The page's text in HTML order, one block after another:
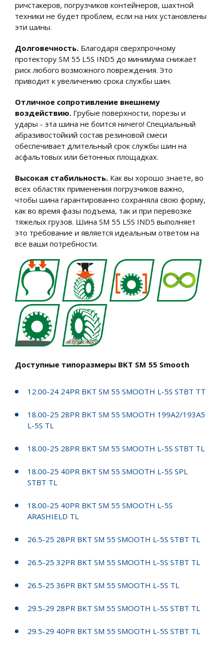
ричстакеров, погрузчиков контейнеров, шахтной
техники не будет проблем, если на них установлены
эти шины.
Долговечность. Благодаря сверхпрочному
протектору SM 55 L5S IND5 до минимума снижает
риск любого возможного повреждения. Это
приводит к увеличению срока службы шин.
Отличное сопротивление внешнему
воздействию. Грубые поверхности, порезы и
удары - эта шина не боится ничего! Специальный
абразивостойкий состав резиновой смеси
обеспечивает длительный срок службы шин на
асфальтовых или бетонных площадках.
Высокая стабильность. Как вы хорошо знаете, во
всех областях применения погрузчиков важно,
чтобы шина гарантированно сохраняла свою форму,
как во время фазы подъема, так и при перевозке
тяжелых грузов. Шина SM 55 L5S IND5 выполняет
это требование и является идеальным ответом на
все ваши потребности.
Доступные типоразмеры BKT SM 55 Smooth
12.00-24 24PR BKT SM 55 SMOOTH L-5S STBT TT
18.00-25 28PR BKT SM 55 SMOOTH 199A2/193A5
L-5S TL
18.00-25 28PR BKT SM 55 SMOOTH L-5S STBT TL
18.00-25 40PR BKT SM 55 SMOOTH L-5S SPL
STBT TL
18.00-25 40PR BKT SM 55 SMOOTH L-5S
ARASHIELD TL
26.5-25 28PR BKT SM 55 SMOOTH L-5S STBT TL
26.5-25 32PR BKT SM 55 SMOOTH L-5S STBT TL
26.5-25 36PR BKT SM 55 SMOOTH L-5S TL
29.5-29 28PR BKT SM 55 SMOOTH L-5S STBT TL
29.5-29 40PR BKT SM 55 SMOOTH L-5S STBT TL